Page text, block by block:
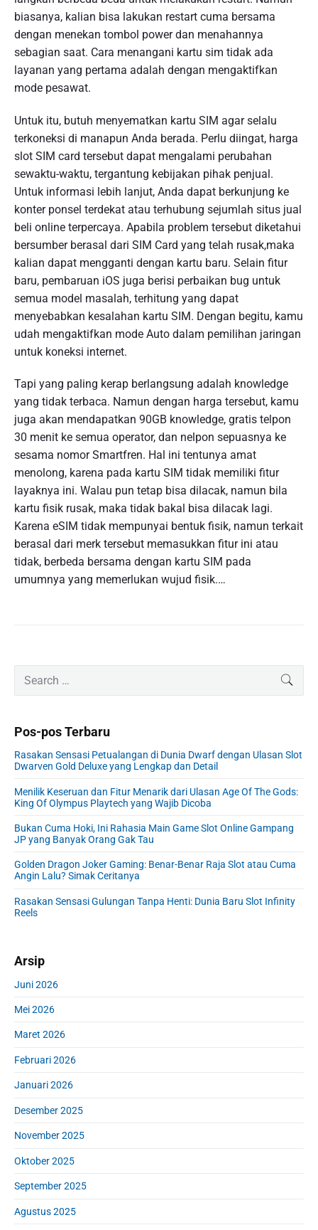
biasanya, kalian bisa lakukan restart cuma bersama
dengan menekan tombol power dan menahannya
sebagian saat. Cara menangani kartu sim tidak ada
layanan yang pertama adalah dengan mengaktifkan
mode pesawat.
Untuk itu, butuh menyematkan kartu SIM agar selalu
terkoneksi di manapun Anda berada. Perlu diingat, harga
slot SIM card tersebut dapat mengalami perubahan
sewaktu-waktu, tergantung kebijakan pihak penjual.
Untuk informasi lebih lanjut, Anda dapat berkunjung ke
konter ponsel terdekat atau terhubung sejumlah situs jual
beli online terpercaya. Apabila problem tersebut diketahui
bersumber berasal dari SIM Card yang telah rusak,maka
kalian dapat mengganti dengan kartu baru. Selain fitur
baru, pembaruan iOS juga berisi perbaikan bug untuk
semua model masalah, terhitung yang dapat
menyebabkan kesalahan kartu SIM. Dengan begitu, kamu
udah mengaktifkan mode Auto dalam pemilihan jaringan
untuk koneksi internet.
Tapi yang paling kerap berlangsung adalah knowledge
yang tidak terbaca. Namun dengan harga tersebut, kamu
juga akan mendapatkan 90GB knowledge, gratis telpon
30 menit ke semua operator, dan nelpon sepuasnya ke
sesama nomor Smartfren. Hal ini tentunya amat
menolong, karena pada kartu SIM tidak memiliki fitur
layaknya ini. Walau pun tetap bisa dilacak, namun bila
kartu fisik rusak, maka tidak bakal bisa dilacak lagi.
Karena eSIM tidak mempunyai bentuk fisik, namun terkait
berasal dari merk tersebut memasukkan fitur ini atau
tidak, berbeda bersama dengan kartu SIM pada
umumnya yang memerlukan wujud fisik.…
a
y
i
d
e
b
r
c
h
f
r
Pos-pos Terbaru
Rasakan Sensasi Petualangan di Dunia Dwarf dengan Ulasan Slot
Dwarven Gold Deluxe yang Lengkap dan Detail
Menilik Keseruan dan Fitur Menarik dari Ulasan Age Of The Gods:
King Of Olympus Playtech yang Wajib Dicoba
Bukan Cuma Hoki, Ini Rahasia Main Game Slot Online Gampang
JP yang Banyak Orang Gak Tau
Golden Dragon Joker Gaming: Benar-Benar Raja Slot atau Cuma
Angin Lalu? Simak Ceritanya
Rasakan Sensasi Gulungan Tanpa Henti: Dunia Baru Slot Infinity
Reels
Arsip
Juni 2026
Mei 2026
Maret 2026
Februari 2026
Januari 2026
Desember 2025
November 2025
Oktober 2025
September 2025
Agustus 2025